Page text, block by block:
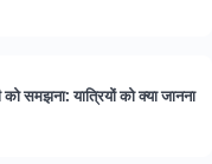
समझना: यात्रियों को क्या जानना